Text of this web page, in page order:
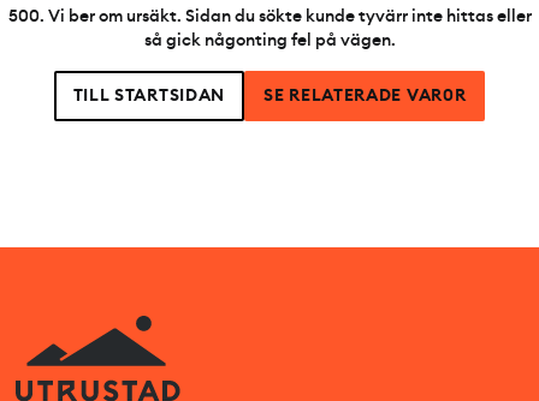
500. Vi ber om ursäkt. Sidan du sökte kunde tyvärr inte hittas eller
så gick någonting fel på vägen.
TILL STARTSIDAN SE RELATERADE VAR0R